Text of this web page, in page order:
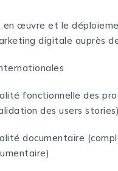
en œuvre et le
digitale auprès
fonctionnelle des
des users stories)
documentaire